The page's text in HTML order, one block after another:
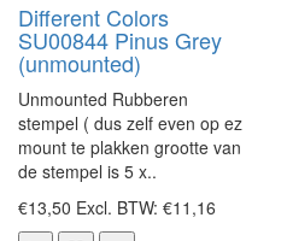
Different Colors
SU00844 Pinus Grey
(unmounted)
Unmounted Rubberen
stempel ( dus zelf even op ez
mount te plakken grootte van
de stempel is 5 x..
€13,50 Excl. BTW: €11,16